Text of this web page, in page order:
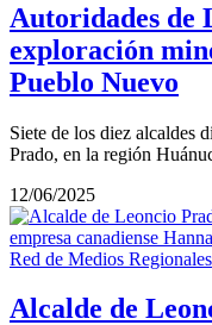
Autoridades de
exploración
Pueblo Nuevo
Siete de los diez alcaldes
Prado, en la región
12/06/2025
Red de Medios Regionales
Alcalde de